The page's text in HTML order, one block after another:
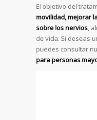
El objetivo del
movilidad, mejorar
sobre los nervios,
de vida. Si deseas
puedes consultar
para personas